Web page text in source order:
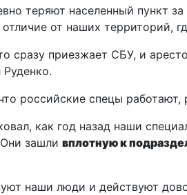
теряют населенный пункт
отличие от наших территорий,
сразу приезжает СБУ, и
Руденко.
российские спецы
как год назад наши
зашли вплотную к
наши люди и действуют